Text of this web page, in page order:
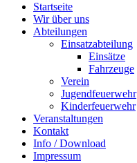
Startseite
Wir über uns
Abteilungen
Einsatzabteilung
Einsätze
Fahrzeuge
Verein
Jugendfeuerwehr
Kinderfeuerwehr
Veranstaltungen
Kontakt
Info / Download
Impressum